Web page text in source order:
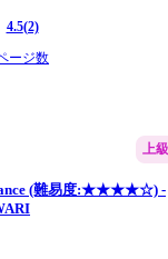
4.5(2)
ージ数
上
(難易度:★★★★☆) -